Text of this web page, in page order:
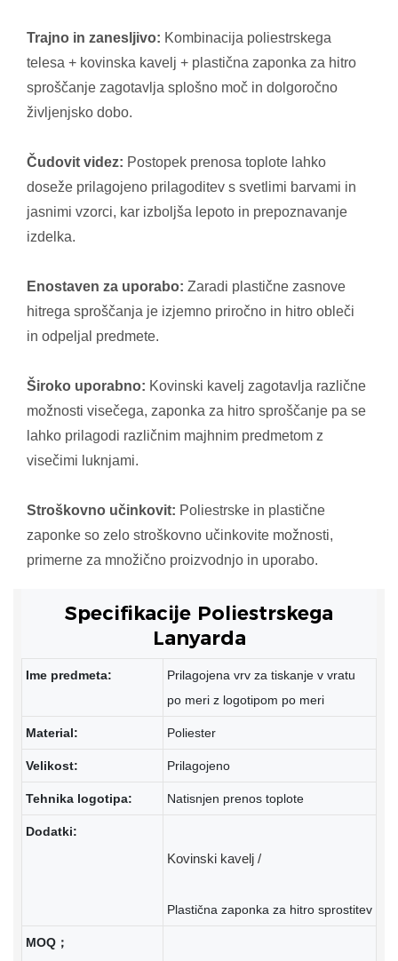
Trajno in zanesljivo: Kombinacija poliestrskega
telesa + kovinska kavelj + plastična zaponka za hitro
sproščanje zagotavlja splošno moč in dolgoročno
življenjsko dobo.
Čudovit videz: Postopek prenosa toplote lahko
doseže prilagojeno prilagoditev s svetlimi barvami in
jasnimi vzorci, kar izboljša lepoto in prepoznavanje
izdelka.
Enostaven za uporabo: Zaradi plastične zasnove
hitrega sproščanja je izjemno priročno in hitro obleči
in odpeljal predmete.
Široko uporabno: Kovinski kavelj zagotavlja različne
možnosti visečega, zaponka za hitro sproščanje pa se
lahko prilagodi različnim majhnim predmetom z
visečimi luknjami.
Stroškovno učinkovit: Poliestrske in plastične
zaponke so zelo stroškovno učinkovite možnosti,
primerne za množično proizvodnjo in uporabo.
Specifikacije Poliestrskega
Lanyarda
Ime predmeta:
Prilagojena vrv za tiskanje v vratu
po meri z logotipom po meri
Material: Poliester
Velikost: Prilagojeno
Tehnika logotipa: Natisnjen prenos toplote
Dodatki:
Kovinski kavelj /
Plastična zaponka za hitro sprostitev
MOQ；